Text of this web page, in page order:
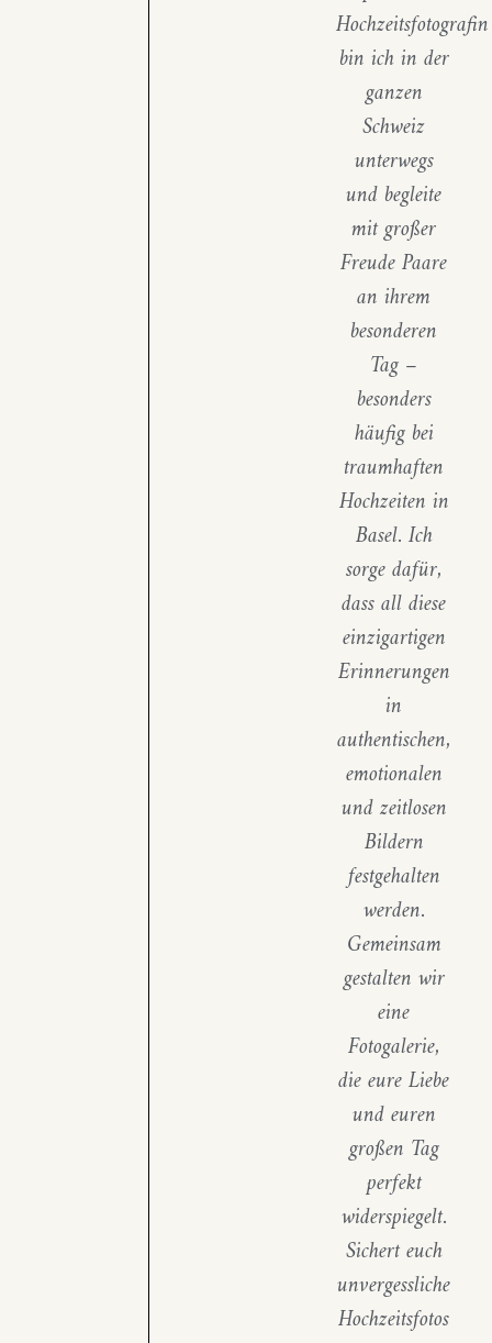
Hochzeitsfotografin
bin ich in der
ganzen
Schweiz
unterwegs
und begleite
mit großer
Freude Paare
an ihrem
besonderen
Tag –
besonders
häufig bei
traumhaften
Hochzeiten in
Basel. Ich
sorge dafür,
dass all diese
einzigartigen
Erinnerungen
in
authentischen,
emotionalen
und zeitlosen
Bildern
festgehalten
werden.
Gemeinsam
gestalten wir
eine
Fotogalerie,
die eure Liebe
und euren
großen Tag
perfekt
widerspiegelt.
Sichert euch
unvergessliche
Hochzeitsfotos